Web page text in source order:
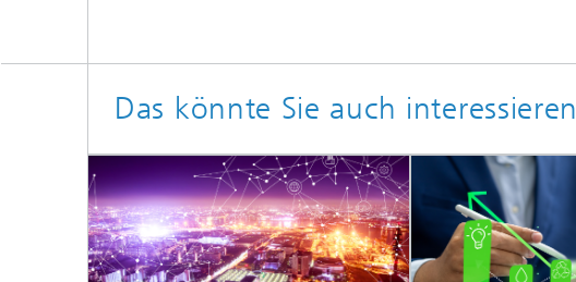
Das könnte Sie auch interessieren